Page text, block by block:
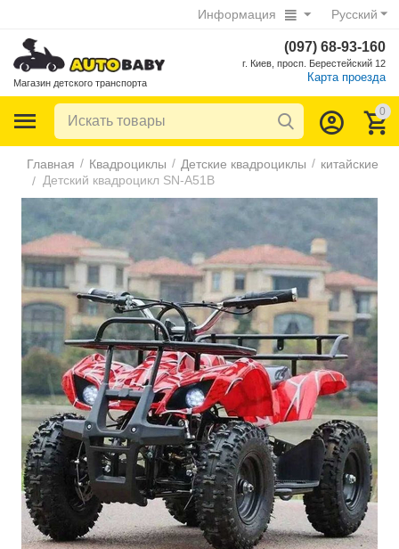
Русский
Информация
Магазин детского транспорта
(097) 68-93-160
г. Киев, просп. Берестейский 12
Карта проезда
0
Главная / Квадроциклы / Детские квадроциклы / китайские
/ Детский квадроцикл SN-A51B